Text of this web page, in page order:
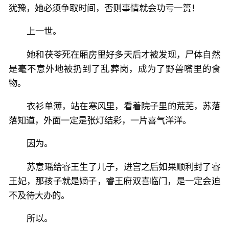
犹豫，她必须争取时间，否则事情就会功亏一篑！
上一世。
她和茯苓死在厢房里好多天后才被发现，尸体自然
是毫不意外地被扔到了乱葬岗，成为了野兽嘴里的食
物。
衣衫单薄，站在寒风里，看着院子里的荒芜，苏落
落知道，外面一定是张灯结彩，一片喜气洋洋。
因为。
苏意瑶给睿王生了儿子，进宫之后如果顺利封了睿
王妃，那孩子就是嫡子，睿王府双喜临门，是一定会迫
不及待大办的。
所以。